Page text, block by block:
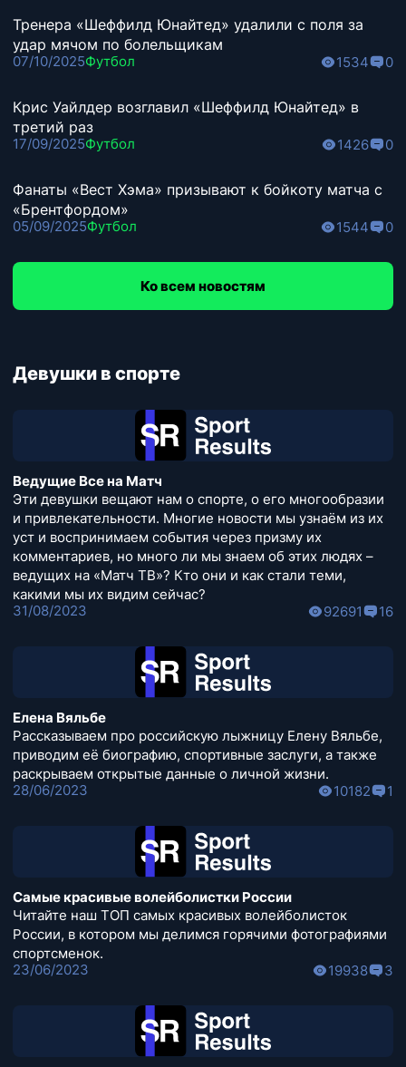
Тренера «Шеффилд Юнайтед» удалили с поля за
удар мячом по болельщикам
07/10/2025Футбол 1534 0
Крис Уайлдер возглавил «Шеффилд Юнайтед» в
третий раз
17/09/2025Футбол 1426 0
Фанаты «Вест Хэма» призывают к бойкоту матча с
«Брентфордом»
05/09/2025Футбол 1544 0
Ко всем новостям
Девушки в спорте
Ведущие Все на Матч
Эти девушки вещают нам о спорте, о его многообразии
и привлекательности. Многие новости мы узнаём из их
уст и воспринимаем события через призму их
комментариев, но много ли мы знаем об этих людях –
ведущих на «Матч ТВ»? Кто они и как стали теми,
какими мы их видим сейчас?
31/08/2023
92691 16
Елена Вяльбе
Рассказываем про российскую лыжницу Елену Вяльбе,
приводим её биографию, спортивные заслуги, а также
раскрываем открытые данные о личной жизни.
28/06/2023
10182 1
Самые красивые волейболистки России
Читайте наш ТОП самых красивых волейболисток
России, в котором мы делимся горячими фотографиями
спортсменок.
23/06/2023
19938 3